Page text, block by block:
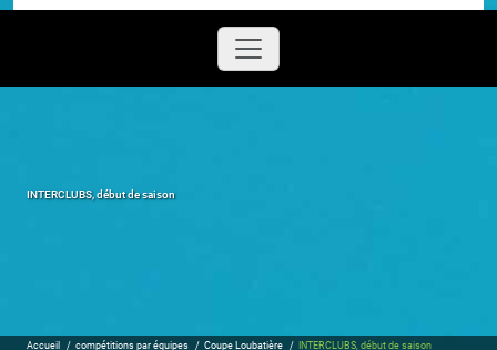
INTERCLUBS, début de saison
Accueil / compétitions par équipes / Coupe Loubatière / INTERCLUBS, début de saison